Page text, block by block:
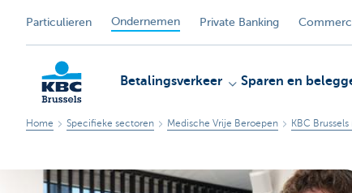
Particulieren Ondernemen Private Banking
KBC
Betalingsverkeer Sparen en
Home Specifieke sectoren Medische Vrije Beroepen KBC